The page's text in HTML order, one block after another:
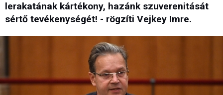
lerakatának kártékony, hazánk szuverenitását
sértő tevékenységét! - rögzíti Vejkey Imre.